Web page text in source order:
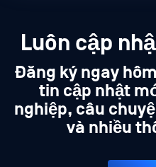
Luôn cập
Đăng ký ngay
tin cập nhật
nghiệp, câu
và nhiều